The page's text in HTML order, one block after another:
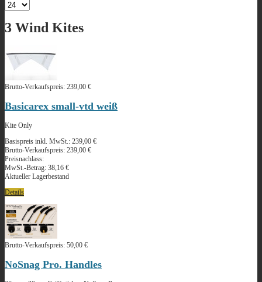
3 Wind Kites
Brutto-Verkaufspreis: 239,00 €
Basicarex small-vtd weiß
Kite Only
Basispreis inkl. MwSt.: 239,00 €
Brutto-Verkaufspreis: 239,00 €
Preisnachlass:
MwSt.-Betrag: 38,16 €
Aktueller Lagerbestand
Details
Brutto-Verkaufspreis: 50,00 €
NoSnag Pro. Handles